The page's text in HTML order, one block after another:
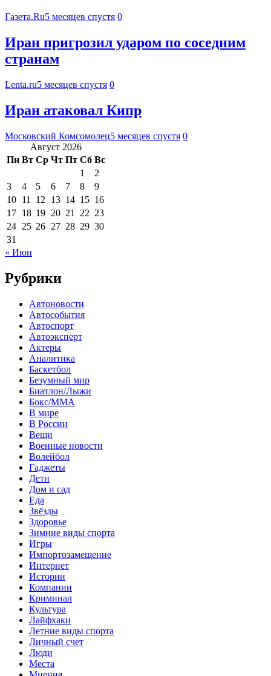
Газета.Ru5 месяцев спустя 0
Иран пригрозил ударом по соседним
странам
Lenta.ru5 месяцев спустя 0
Иран атаковал Кипр
Московский Комсомолец5 месяцев спустя 0
Август 2026
Пн Вт Ср Чт Пт Сб Вс
1
2
3
4 5 6 7 8
9
10 11 12 13 14 15 16
17 18 19 20 21 22 23
24 25 26 27 28 29 30
31
« Июн
Рубрики
Автоновости
Автособытия
Автоспорт
Автоэксперт
Актеры
Аналитика
Баскетбол
Безумный мир
Биатлон/Лыжи
Бокс/MMA
В мире
В России
Вещи
Военные новости
Волейбол
Гаджеты
Дети
Дом и сад
Еда
Звёзды
Здоровье
Зимние виды спорта
Игры
Импортозамещение
Интернет
Истории
Компании
Криминал
Культура
Лайфхаки
Летние виды спорта
Личный счет
Люди
Места